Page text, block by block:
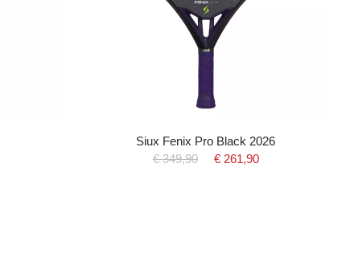
Siux Fenix Pro Black 2026
€ 349,90
€ 261,90